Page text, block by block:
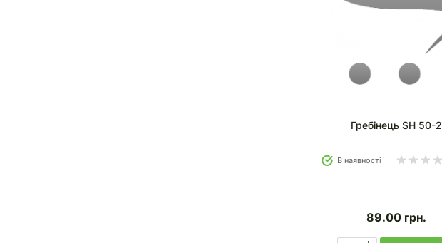
Гребінець SH 50-2
В наявності
89.00 грн.